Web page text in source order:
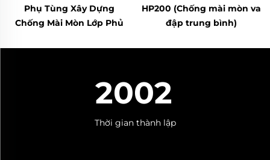
Phụ Tùng Xây Dựng
Chống Mài Mòn Lớp Phủ
HP200 (Chống mài mòn va
đập trung bình)
2002
Thời gian thành lập